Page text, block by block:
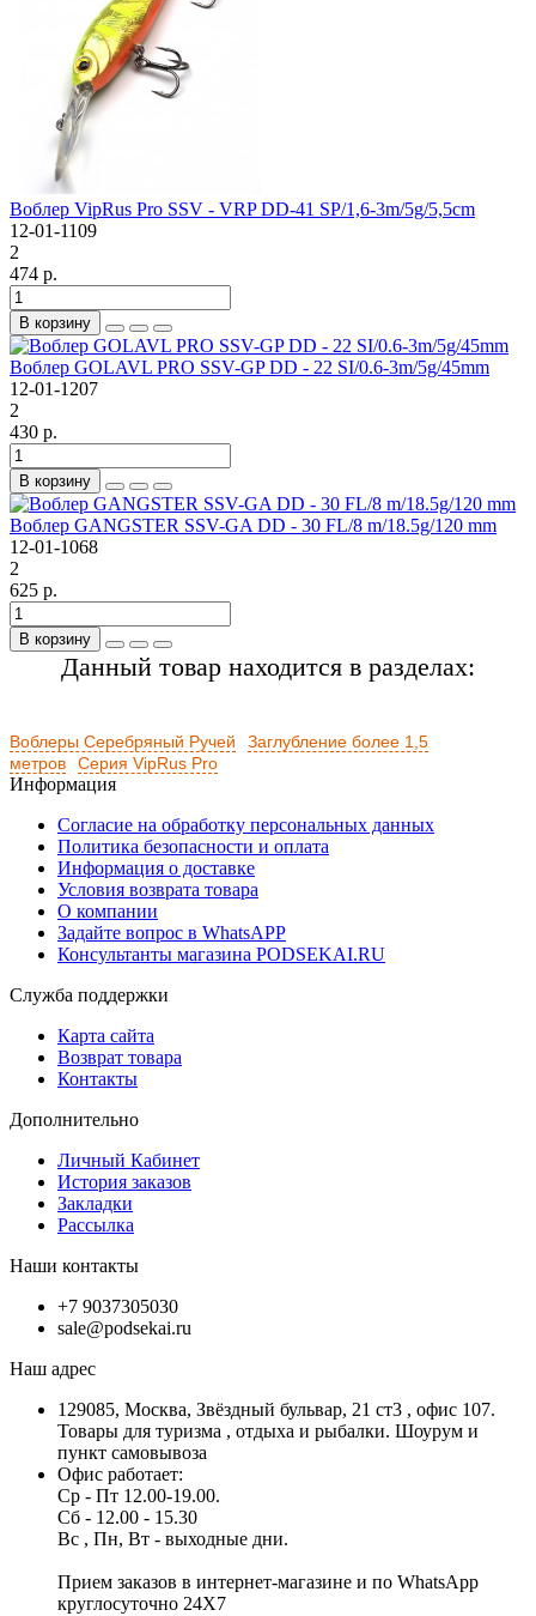
Воблер VipRus Pro SSV - VRP DD-41 SP/1,6-3m/5g/5,5cm
12-01-1109
2
474 р.
В корзину
Воблер GOLAVL PRO SSV-GP DD - 22 SI/0.6-3m/5g/45mm
12-01-1207
2
430 р.
В корзину
Воблер GANGSTER SSV-GA DD - 30 FL/8 m/18.5g/120 mm
12-01-1068
2
625 р.
В корзину
Данный товар находится в разделах:
Воблеры Серебряный Ручей
Заглубление более 1,5
метров
Серия VipRus Pro
Информация
Согласие на обработку персональных данных
Политика безопасности и оплата
Информация о доставке
Условия возврата товара
О компании
Задайте вопрос в WhatsAPP
Консультанты магазина PODSEKAI.RU
Служба поддержки
Карта сайта
Возврат товара
Контакты
Дополнительно
Личный Кабинет
История заказов
Закладки
Рассылка
Наши контакты
+7 9037305030
sale@podsekai.ru
Наш адрес
129085, Москва, Звёздный бульвар, 21 ст3 , офис 107.
Товары для туризма , отдыха и рыбалки. Шоурум и
пункт самовывоза
Офис работает:
Ср - Пт 12.00-19.00.
Сб - 12.00 - 15.30
Вс , Пн, Вт - выходные дни.
Прием заказов в интернет-магазине и по WhatsApp
круглосуточно 24X7